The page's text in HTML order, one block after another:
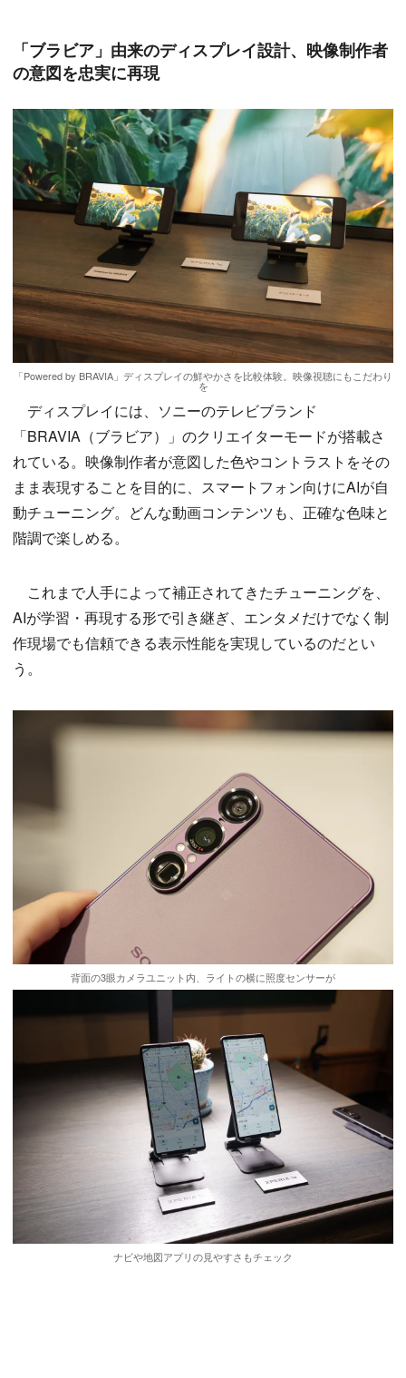
「ブラビア」由来のディスプレイ設計、映像制作者
の意図を忠実に再現
「Powered by BRAVIA」ディスプレイの鮮やかさを比較体験。映像視聴にもこだわり
を
ディスプレイには、ソニーのテレビブランド
「BRAVIA（ブラビア）」のクリエイターモードが搭載さ
れている。映像制作者が意図した色やコントラストをその
まま表現することを目的に、スマートフォン向けにAIが自
動チューニング。どんな動画コンテンツも、正確な色味と
階調で楽しめる。
これまで人手によって補正されてきたチューニングを、
AIが学習・再現する形で引き継ぎ、エンタメだけでなく制
作現場でも信頼できる表示性能を実現しているのだとい
う。
背面の3眼カメラユニット内、ライトの横に照度センサーが
ナビや地図アプリの見やすさもチェック